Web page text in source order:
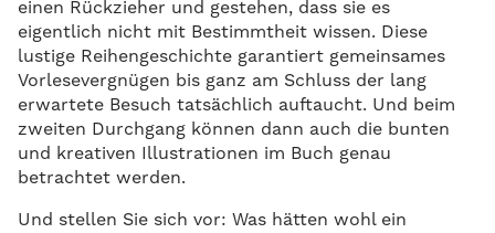
einen Rückzieher und gestehen, dass sie es
eigentlich nicht mit Bestimmtheit wissen. Diese
lustige Reihengeschichte garantiert gemeinsames
Vorlesevergnügen bis ganz am Schluss der lang
erwartete Besuch tatsächlich auftaucht. Und beim
zweiten Durchgang können dann auch die bunten
und kreativen Illustrationen im Buch genau
betrachtet werden.
Und stellen Sie sich vor: Was hätten wohl ein